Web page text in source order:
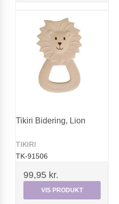
Tikiri Bidering, Lion
TIKIRI
TK-91506
99,95 kr.
VIS PRODUKT